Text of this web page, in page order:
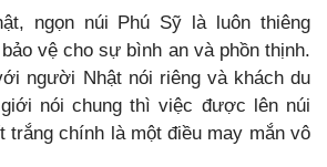
ngọn núi Phú Sỹ là luôn thiêng
vệ cho sự bình an và phồn thịnh.
người Nhật nói riêng và khách du
nói chung thì việc được lên núi
trắng chính là một điều may mắn vô